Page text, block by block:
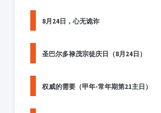
8月24日，心无诡诈
圣巴尔多禄茂宗徒庆日（8月24日）
权威的需要（甲年-常年期第21主日）